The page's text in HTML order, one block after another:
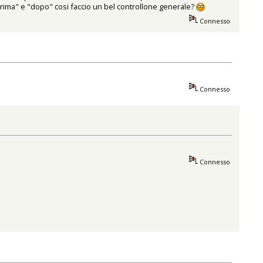
e "dopo" cosi faccio un bel controllone generale?
Connesso
Connesso
Connesso